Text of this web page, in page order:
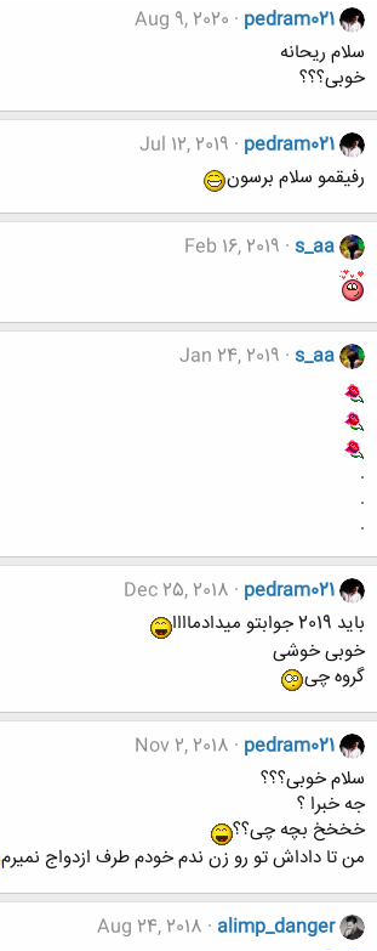
pedram021
Aug 9, 2020
سلام ریحانه
خوبی؟؟؟
pedram021
Jul 12, 2019
رفیقمو سلام برسون
s_aa
Feb 16, 2019
s_aa
Jan 24, 2019
.
.
.
pedram021
Dec 25, 2018
باید 2019 جوابتو میدادماااا
خوبی خوشی
گروه چی
pedram021
Nov 2, 2018
سلام خوبی؟؟؟
جه خبرا ؟
خخخخ بچه چی؟؟
من تا داداش تو رو زن ندم خودم طرف ازدواج نمیرم
alimp_danger
Aug 24, 2018